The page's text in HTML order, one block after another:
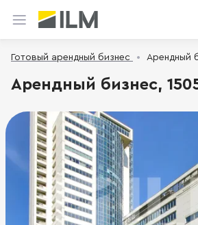
Готовый арендный бизнес Арендный
Арендный бизнес,